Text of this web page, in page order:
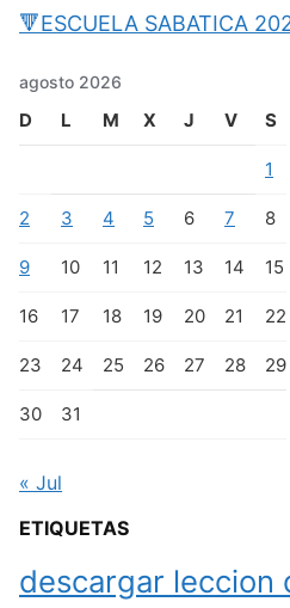
🔻ESCUELA SABATICA
agosto 2026
D L M X J V S
1
2 3 4 5 6 7 8
9 10 11 12 13 14 15
16 17 18 19 20 21 22
23 24 25 26 27 28 29
30 31
« Jul
ETIQUETAS
descargar leccion